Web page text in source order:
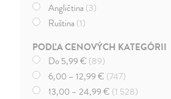
Angličtina(3)
Ruština(1)
PODĽA CENOVÝCH KATEGÓRII
Do 5,99 € (89)
6,00 – 12,99 € (747)
13,00 – 24,99 € (1 528)